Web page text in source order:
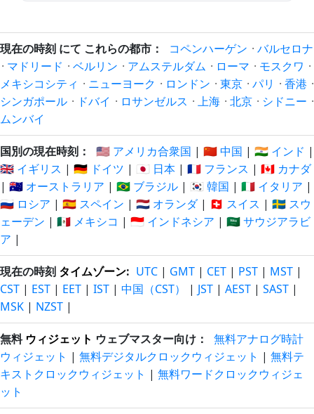
現在の時刻 にて これらの都市： コペンハーゲン · バルセロナ
· マドリード · ベルリン · アムステルダム · ローマ · モスクワ ·
メキシコシティ · ニューヨーク · ロンドン · 東京 · パリ · 香港 ·
シンガポール · ドバイ · ロサンゼルス · 上海 · 北京 · シドニー ·
ムンバイ
国別の現在時刻： 🇺🇸 アメリカ合衆国 | 🇨🇳 中国 | 🇮🇳 インド |
🇬🇧 イギリス | 🇩🇪 ドイツ | 🇯🇵 日本 | 🇫🇷 フランス | 🇨🇦 カナダ
| 🇦🇺 オーストラリア | 🇧🇷 ブラジル | 🇰🇷 韓国 | 🇮🇹 イタリア |
🇷🇺 ロシア | 🇪🇸 スペイン | 🇳🇱 オランダ| 🇨🇭 スイス | 🇸🇪 スウ
ェーデン | 🇲🇽 メキシコ | 🇮🇩 インドネシア | 🇸🇦 サウジアラビ
ア |
現在の時刻 タイムゾーン: UTC | GMT | CET | PST | MST |
CST | EST | EET | IST | 中国（CST） | JST | AEST | SAST |
MSK | NZST |
無料 ウィジェット ウェブマスター向け：
無料アナログ時計
ウィジェット | 無料デジタルクロックウィジェット | 無料テ
キストクロックウィジェット | 無料ワードクロックウィジェ
ット